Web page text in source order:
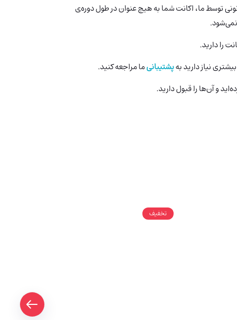
توسط ما، اکانت شما به هیچ عنوان در طول دوره‌ی
را دارید.
نیاز دارید بهپشتیبانیما مراجعه کنید.
و آن‌ها را قبول دارید.
تخفیف